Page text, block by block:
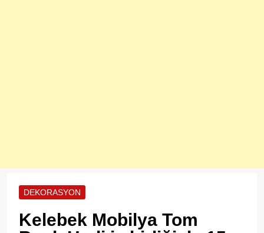
DEKORASYON
Kelebek Mobilya Tom